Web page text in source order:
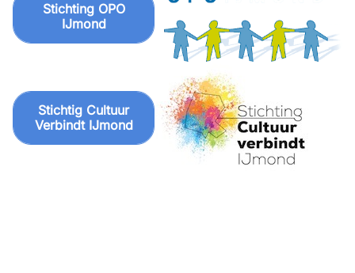
Stichting OPO
IJmond
Stichtig Cultuur
Verbindt IJmond